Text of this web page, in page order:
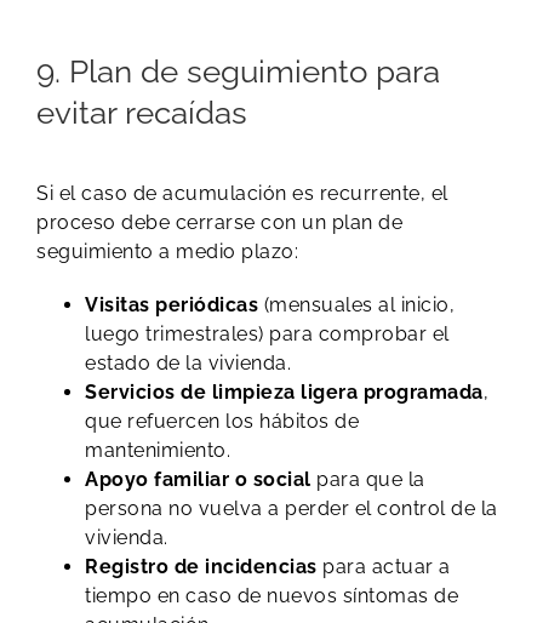
9. Plan de seguimiento para
evitar recaídas
Si el caso de acumulación es recurrente, el
proceso debe cerrarse con un plan de
seguimiento a medio plazo:
Visitas periódicas (mensuales al inicio,
luego trimestrales) para comprobar el
estado de la vivienda.
Servicios de limpieza ligera programada,
que refuercen los hábitos de
mantenimiento.
Apoyo familiar o social para que la
persona no vuelva a perder el control de la
vivienda.
Registro de incidencias para actuar a
tiempo en caso de nuevos síntomas de